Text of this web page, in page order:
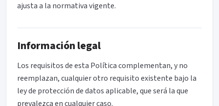
ajusta a la normativa vigente.
Información legal
Los requisitos de esta Política complementan, y no
reemplazan, cualquier otro requisito existente bajo la
ley de protección de datos aplicable, que será la que
prevalezca en cualquier caso.